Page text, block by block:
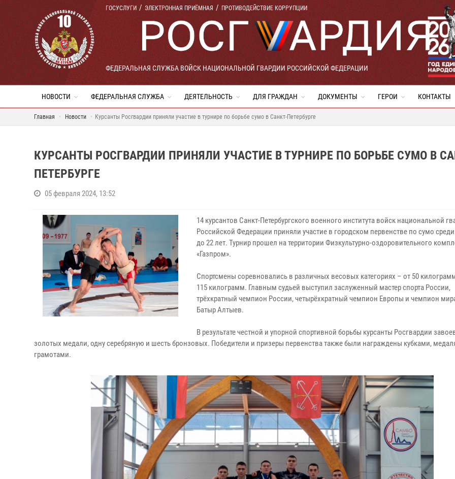
ГОСУСЛУГИ ЭЛЕКТРОННАЯ ПРИЁМНАЯ ПРОТИВОДЕЙСТВИЕ КОРРУПЦИИ
ФЕДЕРАЛЬНАЯ СЛУЖБА ВОЙСК НАЦИОНАЛЬНОЙ ГВАРДИИ РОССИЙСКОЙ ФЕДЕРАЦИИ
НОВОСТИ ФЕДЕРАЛЬНАЯ СЛУЖБА ДЕЯТЕЛЬНОСТЬ ДЛЯ ГРАЖДАН ДОКУМЕНТЫ ГЕРОИ КОНТАКТЫ
Главная Новости Курсанты Росгвардии приняли участие в турнире по борьбе сумо в Санкт-Петербурге
КУРСАНТЫ РОСГВАРДИИ ПРИНЯЛИ УЧАСТИЕ В ТУРНИРЕ ПО БОРЬБЕ СУМО В
ПЕТЕРБУРГЕ
05 февраля 2024, 13:52
14 курсантов Санкт-Петербургского военного института войск национальной
Российской Федерации приняли участие в городском первенстве по сумо
до 22 лет. Турнир прошел на территории Физкультурно-оздоровительного
«Газпром».
Спортсмены соревновались в различных весовых категориях – от 50
115 килограмм. Главным судьей выступил заслуженный мастер спорта России,
трёхкратный чемпион России, четырёхкратный чемпион Европы и чемпион
Батыр Алтыев.
В результате честной и упорной спортивной борьбы курсанты Росгвардии
золотых медали, одну серебряную и шесть бронзовых. Победители и призеры первенства также были награждены кубками,
грамотами.